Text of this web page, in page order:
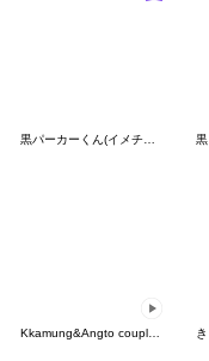
黒パーカーくん(イメチェンver.)⑰